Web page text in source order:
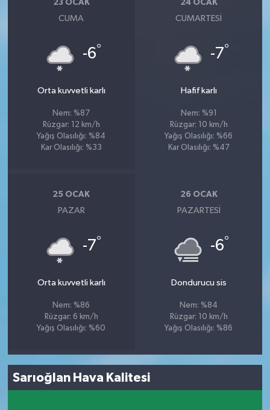
23 OCAK
CUMA
-6°
Orta kuvvetli karlı
Nem: %87
Rüzgar: 12 km/h
Yağış Olasılığı: %84
Kar Olasılığı: %33
24 OCAK
CUMARTESI
-7°
Hafif karlı
Nem: %91
Rüzgar: 10 km/h
Yağış Olasılığı: %66
Kar Olasılığı: %47
25 OCAK
PAZAR
-7°
Orta kuvvetli karlı
Nem: %86
Rüzgar: 6 km/h
Yağış Olasılığı: %60
26 OCAK
PAZARTESI
-6°
Dondurucu sis
Nem: %84
Rüzgar: 10 km/h
Yağış Olasılığı: %86
Sarıoğlan Hava Kalitesi